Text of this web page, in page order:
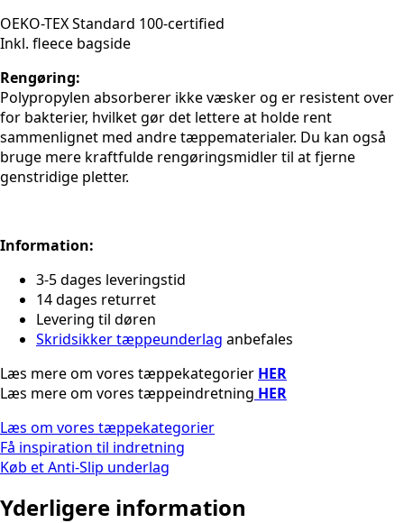
OEKO-TEX Standard 100-certified
Inkl. fleece bagside
Rengøring:
Polypropylen absorberer ikke væsker og er resistent over
for bakterier, hvilket gør det lettere at holde rent
sammenlignet med andre tæppematerialer. Du kan også
bruge mere kraftfulde rengøringsmidler til at fjerne
genstridige pletter.
Information:
3-5 dages leveringstid
14 dages returret
Levering til døren
Skridsikker tæppeunderlag anbefales
Læs mere om vores tæppekategorier HER
Læs mere om vores tæppeindretning HER
Læs om vores tæppekategorier
Få inspiration til indretning
Køb et Anti-Slip underlag
Yderligere information